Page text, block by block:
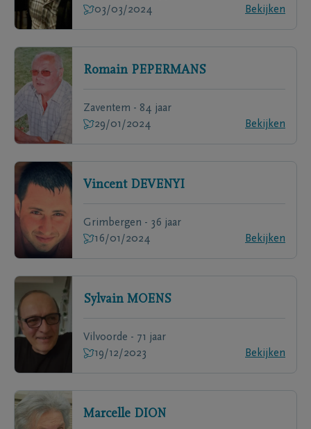
03/03/2024
Bekijken
Romain PEPERMANS
Zaventem - 84 jaar
29/01/2024
Bekijken
Vincent DEVENYI
Grimbergen - 36 jaar
16/01/2024
Bekijken
Sylvain MOENS
Vilvoorde - 71 jaar
19/12/2023
Bekijken
Marcelle DION